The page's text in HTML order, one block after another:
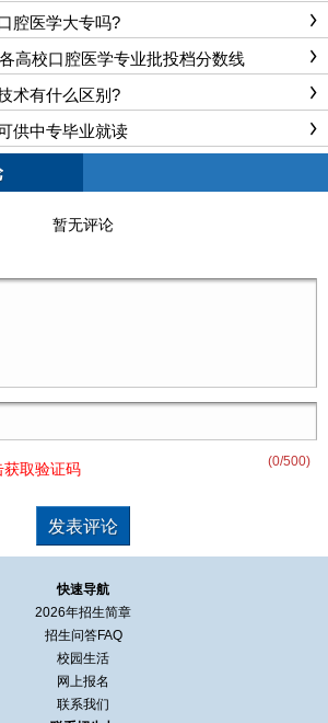
腔医学大专吗?
高校口腔医学专业批投档分数线
术有什么区别?
供中专毕业就读
暂无评论
(0/500)
获取验证码
快速导航
2026年招生简章
招生问答FAQ
校园生活
网上报名
联系我们